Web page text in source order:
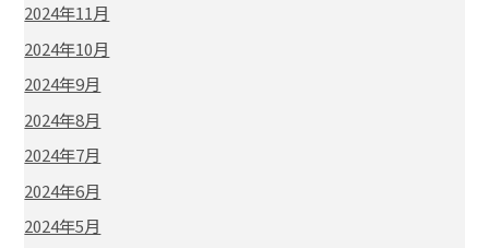
2024年11月
2024年10月
2024年9月
2024年8月
2024年7月
2024年6月
2024年5月